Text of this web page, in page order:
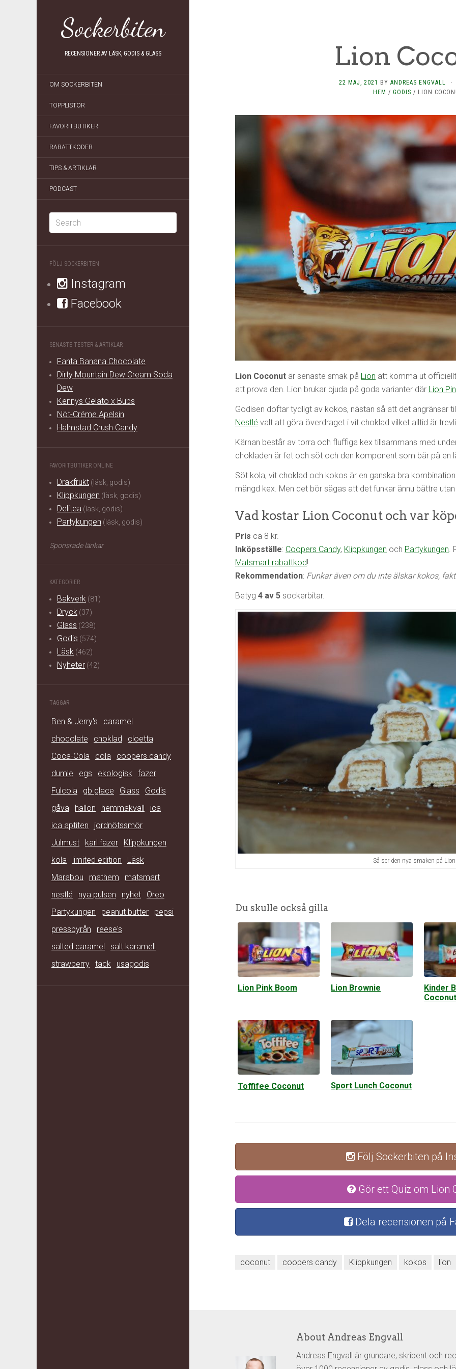
Sockerbiten
RECENSIONER AV LÄSK, GODIS & GLASS
OM SOCKERBITEN
TOPPLISTOR
FAVORITBUTIKER
RABATTKODER
TIPS & ARTIKLAR
PODCAST
FÖLJ SOCKERBITEN
Instagram
Facebook
SENASTE TESTER & ARTIKLAR
Fanta Banana Chocolate
Dirty Mountain Dew Cream Soda
Dew
Kennys Gelato x Bubs
Nöt-Créme Apelsin
Halmstad Crush Candy
FAVORITBUTIKER ONLINE
Drakfrukt (läsk, godis)
Klippkungen (läsk, godis)
Delitea (läsk, godis)
Partykungen (läsk, godis)
Sponsrade länkar
KATEGORIER
Bakverk (81)
Dryck (37)
Glass (238)
Godis (574)
Läsk (462)
Nyheter (42)
TAGGAR
Ben & Jerry's
caramel
chocolate
choklad
cloetta
Coca-Cola
cola
coopers candy
dumle
egs ekologisk fazer
Fulcola
gb glace Glass
Godis
gåva
hallon hemmakväll
ica
ica aptiten
jordnötssmör
Julmust
karl fazer
Klippkungen
kola
limited edition
Läsk
Marabou
mathem
matsmart
nestlé
nya pulsen nyhet
Oreo
Partykungen
peanut butter
pepsi
pressbyrån
reese's
salted caramel
salt karamell
strawberry tack usagodis
Lion
22 MAJ, 2021 BY ANDREAS ENGVALL
·
HEM / GODIS / LION
Lion Coconut är senaste smak på Lion att komma ut
att prova den. Lion brukar bjuda på goda varianter där Lion
Godisen doftar tydligt av kokos, nästan så att det angränsar
Nestlé valt att göra överdraget i vit choklad vilket alltid är
Kärnan består av torra och fluffiga kex tillsammans med
chokladen är fet och söt och den komponent som bär på en
Söt kola, vit choklad och kokos är en ganska bra
mängd kex. Men det bör sägas att det funkar ännu bättre
Vad kostar Lion Coconut och var
Pris ca 8 kr.
Inköpsställe: Coopers Candy, Klippkungen och Partykungen.
Matsmart rabattkod!
Rekommendation: Funkar även om du inte älskar kokos,
Betyg 4 av 5 sockerbitar.
Så ser den nya smaken på
Du skulle också gilla
Lion Pink Boom Lion Brownie
Kinder
Toffifee Coconut Sport Lunch Coconut
Följ Sockerbiten på
Gör ett Quiz om Lion
Dela recensionen på
coconut coopers candy Klippkungen kokos lion
About Andreas Engvall
Andreas Engvall är grundare, skribent och